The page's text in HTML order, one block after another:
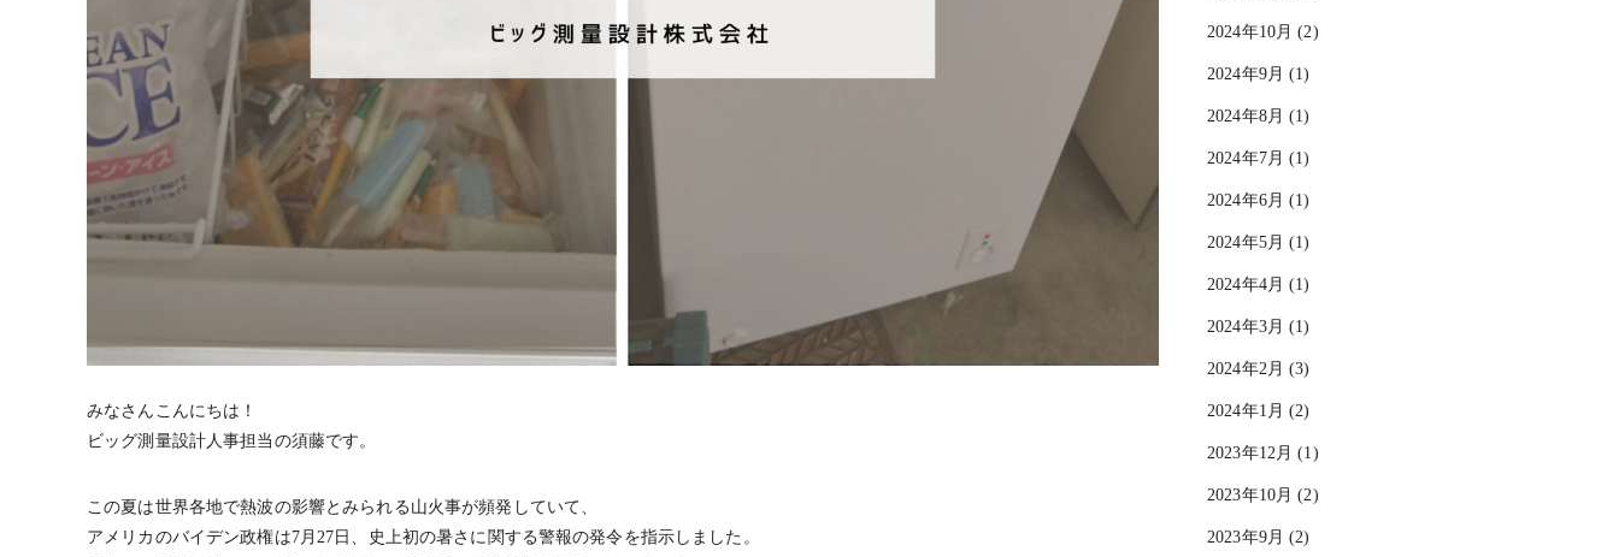
みなさんこんにちは！
ビッグ測量設計人事担当の須藤です。
この夏は世界各地で熱波の影響とみられる山火事が頻発していて、
アメリカのバイデン政権は7月27日、史上初の暑さに関する警報の発令を指示しました。
2024年10月 (2)
2024年9月 (1)
2024年8月 (1)
2024年7月 (1)
2024年6月 (1)
2024年5月 (1)
2024年4月 (1)
2024年3月 (1)
2024年2月 (3)
2024年1月 (2)
2023年12月 (1)
2023年10月 (2)
2023年9月 (2)